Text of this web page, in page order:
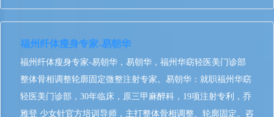
福州纤体瘦身专家-易朝华
福州纤体瘦身专家-易朝华，易朝华，福州华窈轻医美门诊部
整体骨相调整轮廓固定微整注射专家。易朝华：就职福州华窈
轻医美门诊部，30年临床，原三甲麻醉科，19项注射专利，乔
雅登 少女针官方培训导师，主打整体骨相调整、轮廓固定。咨